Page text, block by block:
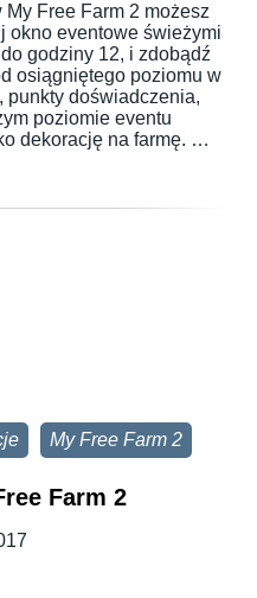
Free Farm 2 możesz
okno eventowe świeżymi
godziny 12, i zdobądź
osiągniętego poziomu w
punkty doświadczenia,
poziomie eventu
dekorację na farmę. …
My Free Farm 2
Farm 2